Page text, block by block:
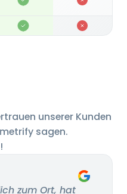
unserer Kunden
sagen.
zum Ort, hat